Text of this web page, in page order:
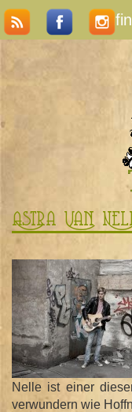
Astra Van
Nelle ist einer
verwundern wie